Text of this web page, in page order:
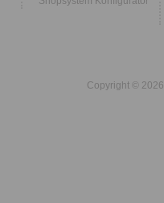
Copyright ©